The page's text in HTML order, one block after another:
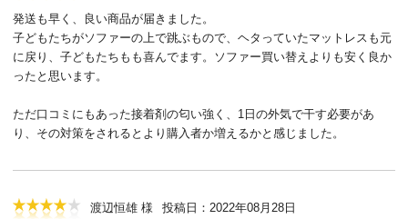
発送も早く、良い商品が届きました。
子どもたちがソファーの上で跳ぶもので、ヘタっていたマットレスも元
に戻り、子どもたちもも喜んでます。ソファー買い替えよりも安く良か
ったと思います。
ただ口コミにもあった接着剤の匂い強く、1日の外気で干す必要があ
り、その対策をされるとより購入者か増えるかと感じました。
渡辺恒雄 様 投稿日：2022年08月28日